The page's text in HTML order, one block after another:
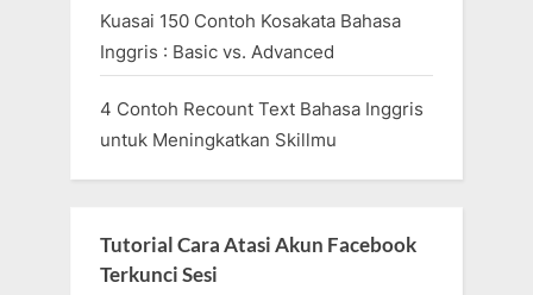
Kuasai 150 Contoh Kosakata Bahasa
Inggris : Basic vs. Advanced
4 Contoh Recount Text Bahasa Inggris
untuk Meningkatkan Skillmu
Tutorial Cara Atasi Akun Facebook
Terkunci Sesi